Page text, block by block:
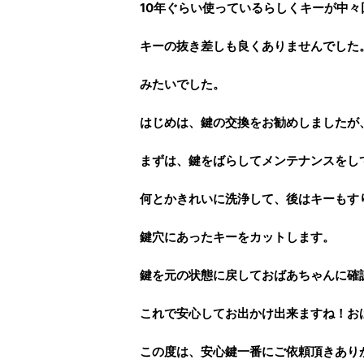
10年ぐらい使っているらしくキーが中
キーの抜き差しも良くありませんでし
みたいでした。
はじめは、鍵の交換をお勧めしました
まずは、鍵をばらしてメンテナンスを
何とかきれいに洗浄して、後はキーも
鍵穴にあったキーをカットします。
鍵を元の状態に戻しておばあちゃんに
これで安心してお出かけ出来ますね！
この度は、 安心鍵一番にご依頼頂きあ